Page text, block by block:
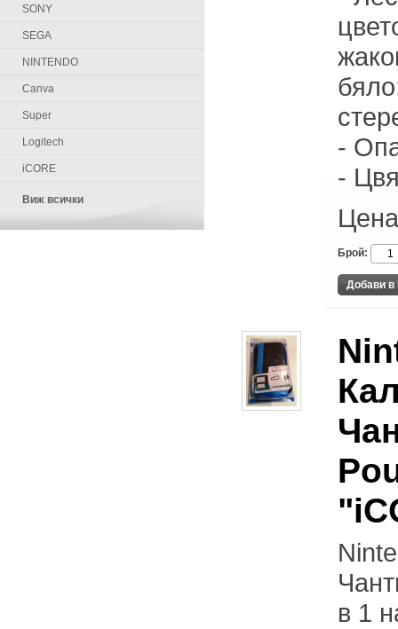
SONY
SEGA
NINTENDO
Canva
Super
Logitech
iCORE
Виж всички
-
-
Брой:
в 1